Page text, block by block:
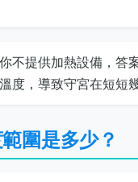
不提供加熱設備，答
度，導致守宮在短短
圍是多少？